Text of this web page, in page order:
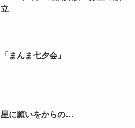
立
「まんま七夕会」
星に願いをからの…